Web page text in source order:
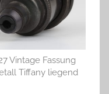
Vintage Fassung
Tiffany liegend